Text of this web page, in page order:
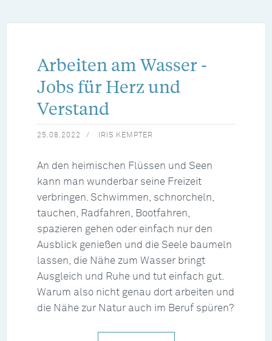
Arbeiten am Wasser -
Jobs für Herz und
Verstand
25.08.2022 IRIS KEMPTER
An den heimischen Flüssen und Seen
kann man wunderbar seine Freizeit
verbringen. Schwimmen, schnorcheln,
tauchen, Radfahren, Bootfahren,
spazieren gehen oder einfach nur den
Ausblick genießen und die Seele baumeln
lassen, die Nähe zum Wasser bringt
Ausgleich und Ruhe und tut einfach gut.
Warum also nicht genau dort arbeiten und
die Nähe zur Natur auch im Beruf spüren?